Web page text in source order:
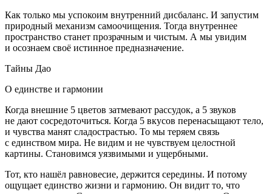
Как только мы успокоим внутренний дисбаланс. И запустим
природный механизм самоочищения. Тогда внутреннее
пространство станет прозрачным и чистым. А мы увидим
и осознаем своё истинное предназначение.
Тайны Дао
О единстве и гармонии
Когда внешние 5 цветов затмевают рассудок, а 5 звуков
не дают сосредоточиться. Когда 5 вкусов перенасыщают тело,
и чувства манят сладострастью. То мы теряем связь
с единством мира. Не видим и не чувствуем целостной
картины. Становимся уязвимыми и ущербными.
Тот, кто нашёл равновесие, держится середины. И потому
ощущает единство жизни и гармонию. Он видит то, что